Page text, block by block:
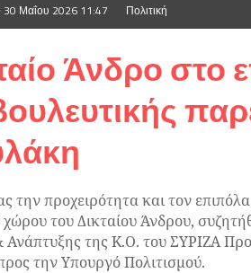
30 Μαΐου 2026 11:47 Πολιτική
Άνδρο στο
την προχειρότητα και τον
χώρου του Δικταίου Άνδρου,
Ανάπτυξης της Κ.Ο. του ΣΥΡΙΖΑ
την Υπουργό Πολιτισμού.